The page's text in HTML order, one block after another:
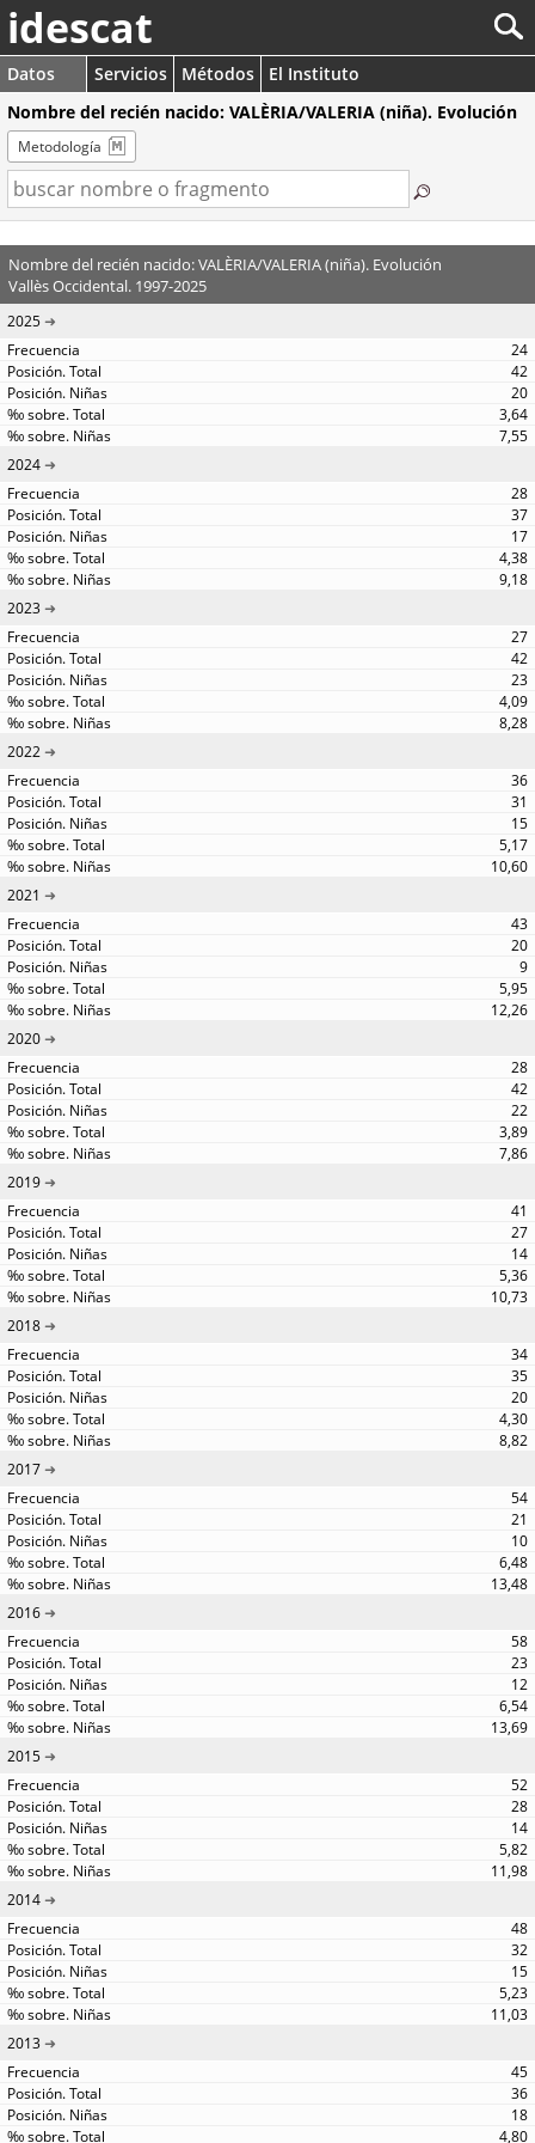
idescat
Datos Servicios Métodos
El Instituto
Nombre del recién nacido: VALÈRIA/VALERIA (niña). Evolución
Metodología
Nombre del recién nacido: VALÈRIA/VALERIA (niña). Evolución
Vallès Occidental. 1997-2025
2025
24
42
20
3,64
7,55
2024
28
37
17
4,38
9,18
2023
27
42
23
4,09
8,28
2022
36
31
15
5,17
10,60
2021
43
20
9
5,95
12,26
2020
28
42
22
3,89
7,86
2019
41
27
14
5,36
10,73
2018
34
35
20
4,30
8,82
2017
54
21
10
6,48
13,48
2016
58
23
12
6,54
13,69
2015
52
28
14
5,82
11,98
2014
48
32
15
5,23
11,03
2013
45
36
18
4,80